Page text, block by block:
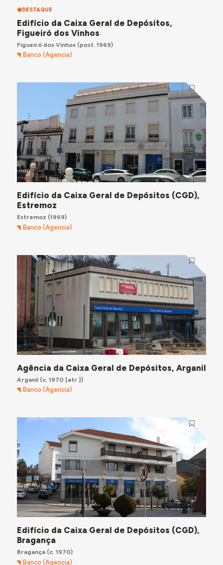
DESTAQUE
Edifício da Caixa Geral de Depósitos,
Figueiró dos Vinhos
Figueiró dos Vinhos(post. 1969)
Banco (Agencia)
Edifício da Caixa Geral de Depósitos (CGD),
Estremoz
Estremoz (1969)
Banco (Agencia)
Agência da Caixa Geral de Depósitos, Arganil
Arganil(c. 1970 [atr.])
Banco (Agencia)
Edifício da Caixa Geral de Depósitos (CGD),
Bragança
Bragança(c. 1970)
Banco (Agencia)